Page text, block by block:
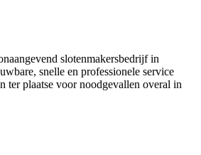
slotenmakersbedrijf in
snelle en professionele service
ter plaatse voor noodgevallen overal in